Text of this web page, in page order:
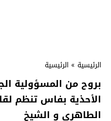
الرئيسية » الرئيسية
بروح من المسؤولية
الأحذية بفاس تنظم
الطاهري و الشيخ